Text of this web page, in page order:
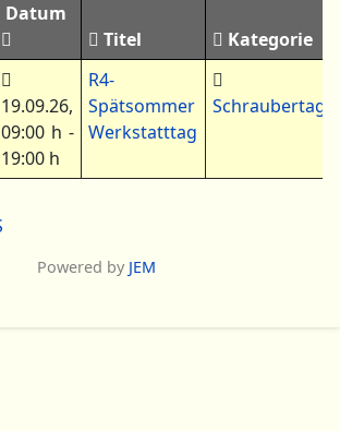
Datum
Titel
Kategorie
19.09.26,
09:00 h -
19:00 h
R4-
Spätsommer
Werkstatttag
Schraubertag
Powered by JEM